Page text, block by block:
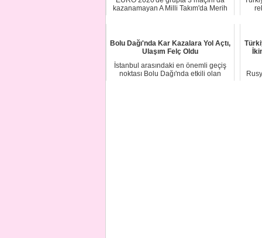
kazanamayan A Milli Takım'da Merih
Bolu Dağı'nda Kar Kazalara Yol Açtı,
Ulaşım Felç Oldu
İstanbul arasındaki en önemli geçiş
noktası Bolu Dağı'nda etkili olan